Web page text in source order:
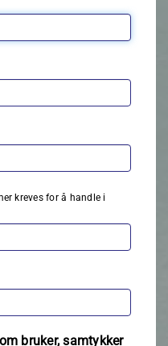
kreves for å handle i
bruker, samtykker